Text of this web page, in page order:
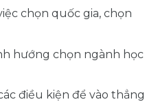
chọn quốc gia, chọn
hướng chọn ngành học
điều kiện để vào thẳng